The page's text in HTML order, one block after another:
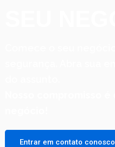
Entrar em contato conosco